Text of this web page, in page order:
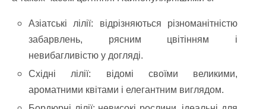
Азіатські лілії: відрізняються різноманітністю
забарвлень, рясним цвітінням і
невибагливістю у догляді.
Східні лілії: відомі своїми великими,
ароматними квітами і елегантним виглядом.